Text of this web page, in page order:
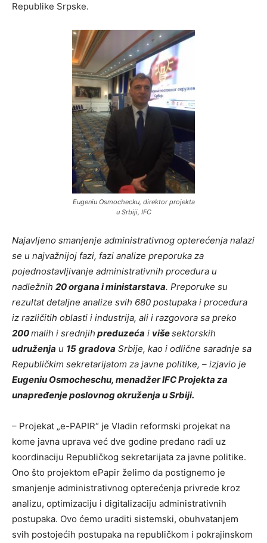
Republike Srpske.
Eugeniu Osmochecku, direktor projekta
u Srbiji, IFC
Najavljeno smanjenje administrativnog opterećenja nalazi
se u najvažnijoj fazi, fazi analize preporuka za
pojednostavljivanje administrativnih procedura u
nadležnih 20 organa i ministarstava. Preporuke su
rezultat detaljne analize svih 680 postupaka i procedura
iz različitih oblasti i industrija, ali i razgovora sa preko
200malih i srednjih preduzeća i višesektorskih
udruženja u 15 gradova Srbije, kao i odlične saradnje sa
Republičkim sekretarijatom za javne politike, – izjavio je
Eugeniu Osmocheschu, menadžer IFC Projekta za
unapređenje poslovnog okruženja u Srbiji.
– Projekat „e-PAPIR“ je Vladin reformski projekat na
kome javna uprava već dve godine predano radi uz
koordinaciju Republičkog sekretarijata za javne politike.
Ono što projektom ePapir želimo da postignemo je
smanjenje administrativnog opterećenja privrede kroz
analizu, optimizaciju i digitalizaciju administrativnih
postupaka. Ovo ćemo uraditi sistemski, obuhvatanjem
svih postojećih postupaka na republičkom i pokrajinskom